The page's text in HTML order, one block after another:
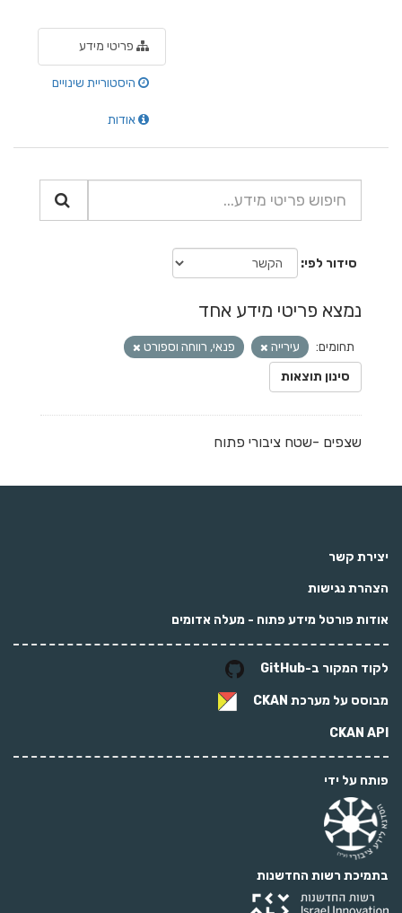
פריטי מידע
היסטוריית שינויים
אודות
סידור לפי
נמצא פריטי מידע אחד
תחומים: עירייה
פנאי, רווחה וספורט
סינון תוצאות
שצפים -שטח ציבורי פתוח
יצירת קשר
הצהרת נגישות
אודות פורטל מידע פתוח - מעלה אדומים
לקוד המקור ב-GitHub
מבוסס על מערכת CKAN
CKAN API
פותח על ידי
בתמיכת רשות החדשנות